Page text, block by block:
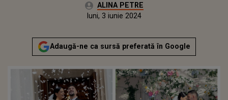
Autor:ALINA PETRE
Actualizat:
luni, 3 iunie 2024
Adaugă-ne ca sursă preferată în Google